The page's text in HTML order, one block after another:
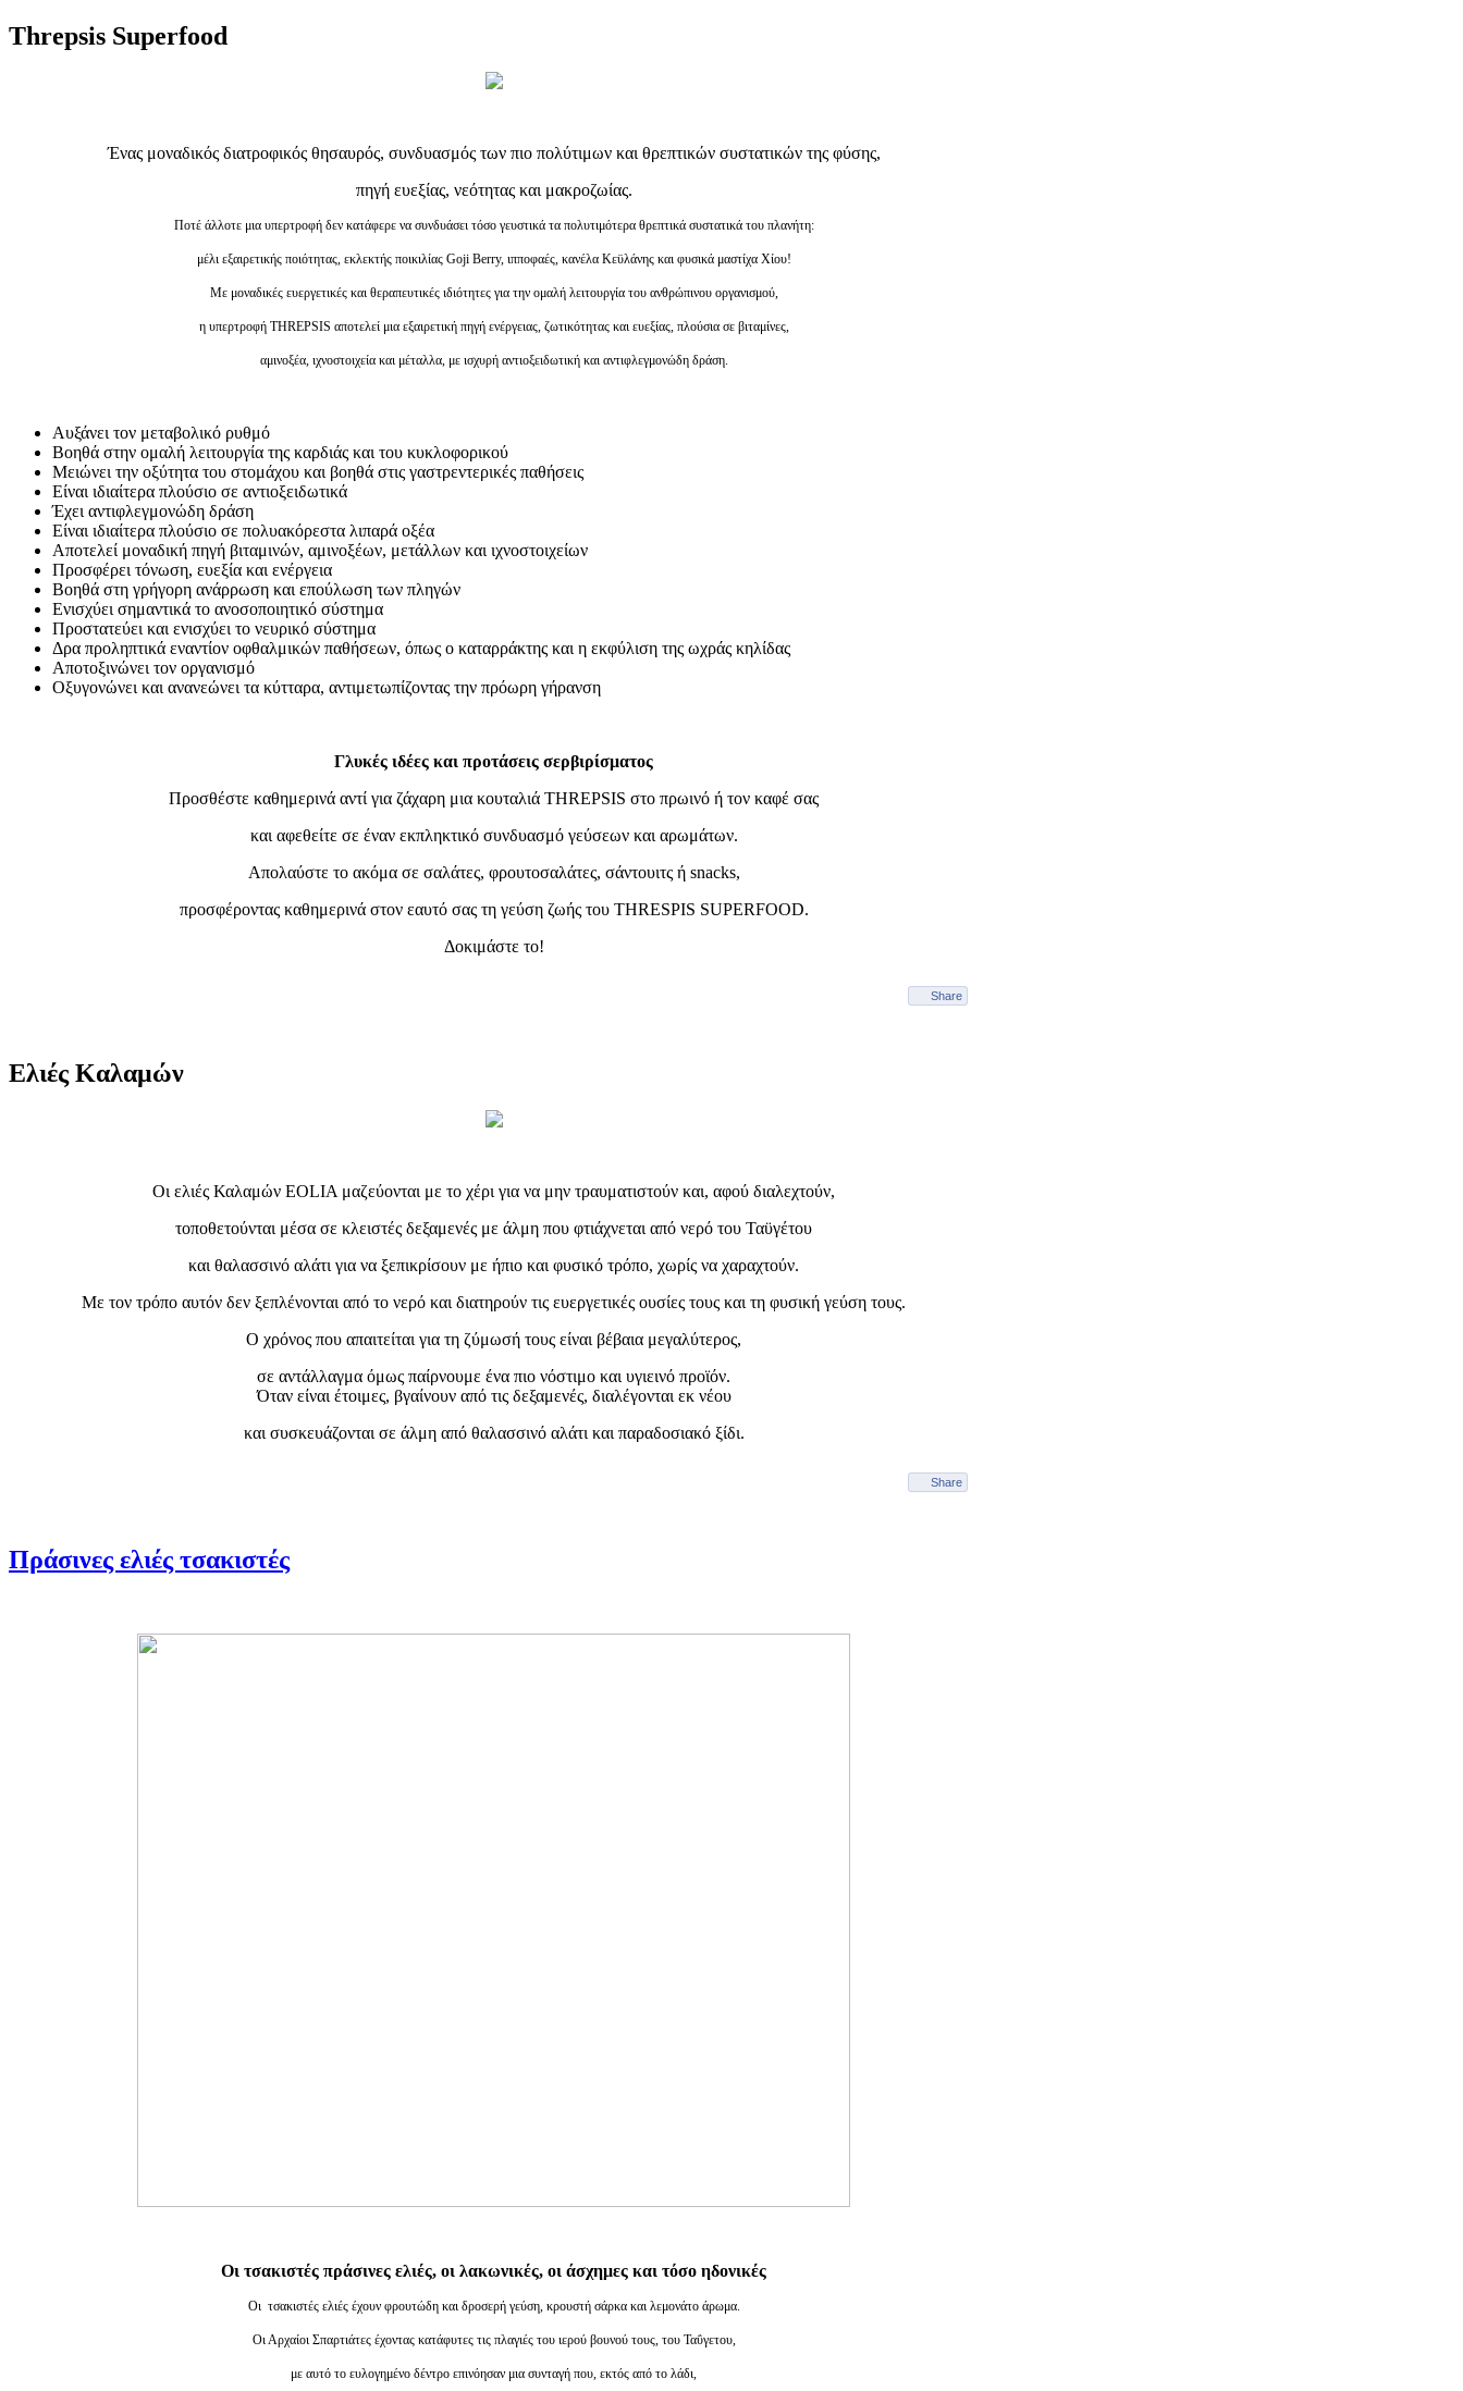
Threpsis Superfood
Ένας μοναδικός διατροφικός θησαυρός, συνδυασμός των πιο πολύτιμων και θρεπτικών συστατικών της φύσης,
πηγή ευεξίας, νεότητας και μακροζωίας.
Ποτέ άλλοτε μια υπερτροφή δεν κατάφερε να συνδυάσει τόσο γευστικά τα πολυτιμότερα θρεπτικά συστατικά του πλανήτη:
μέλι εξαιρετικής ποιότητας, εκλεκτής ποικιλίας Goji Berry, ιπποφαές, κανέλα Κεϋλάνης και φυσικά μαστίχα Χίου!
Με μοναδικές ευεργετικές και θεραπευτικές ιδιότητες για την ομαλή λειτουργία του ανθρώπινου οργανισμού,
η υπερτροφή THREPSIS αποτελεί μια εξαιρετική πηγή ενέργειας, ζωτικότητας και ευεξίας, πλούσια σε βιταμίνες,
αμινοξέα, ιχνοστοιχεία και μέταλλα, με ισχυρή αντιοξειδωτική και αντιφλεγμονώδη δράση.
Αυξάνει τον μεταβολικό ρυθμό
Βοηθά στην ομαλή λειτουργία της καρδιάς και του κυκλοφορικού
Μειώνει την οξύτητα του στομάχου και βοηθά στις γαστρεντερικές παθήσεις
Είναι ιδιαίτερα πλούσιο σε αντιοξειδωτικά
Έχει αντιφλεγμονώδη δράση
Είναι ιδιαίτερα πλούσιο σε πολυακόρεστα λιπαρά οξέα
Αποτελεί μοναδική πηγή βιταμινών, αμινοξέων, μετάλλων και ιχνοστοιχείων
Προσφέρει τόνωση, ευεξία και ενέργεια
Βοηθά στη γρήγορη ανάρρωση και επούλωση των πληγών
Ενισχύει σημαντικά το ανοσοποιητικό σύστημα
Προστατεύει και ενισχύει το νευρικό σύστημα
Δρα προληπτικά εναντίον οφθαλμικών παθήσεων, όπως ο καταρράκτης και η εκφύλιση της ωχράς κηλίδας
Αποτοξινώνει τον οργανισμό
Οξυγονώνει και ανανεώνει τα κύτταρα, αντιμετωπίζοντας την πρόωρη γήρανση
Γλυκές ιδέες και προτάσεις σερβιρίσματος
Προσθέστε καθημερινά αντί για ζάχαρη μια κουταλιά THREPSIS στο πρωινό ή τον καφέ σας
και αφεθείτε σε έναν εκπληκτικό συνδυασμό γεύσεων και αρωμάτων.
Απολαύστε το ακόμα σε σαλάτες, φρουτοσαλάτες, σάντουιτς ή snacks,
προσφέροντας καθημερινά στον εαυτό σας τη γεύση ζωής του THRESPIS SUPERFOOD.
Δοκιμάστε το!
Share
Ελιές Καλαμών
Οι ελιές Καλαμών EOLIA μαζεύονται με το χέρι για να μην τραυματιστούν και, αφού διαλεχτούν,
τοποθετούνται μέσα σε κλειστές δεξαμενές με άλμη που φτιάχνεται από νερό του Ταϋγέτου
και θαλασσινό αλάτι για να ξεπικρίσουν με ήπιο και φυσικό τρόπο, χωρίς να χαραχτούν.
Με τον τρόπο αυτόν δεν ξεπλένονται από το νερό και διατηρούν τις ευεργετικές ουσίες τους και τη φυσική γεύση τους.
Ο χρόνος που απαιτείται για τη ζύμωσή τους είναι βέβαια μεγαλύτερος,
σε αντάλλαγμα όμως παίρνουμε ένα πιο νόστιμο και υγιεινό προϊόν.
Όταν είναι έτοιμες, βγαίνουν από τις δεξαμενές, διαλέγονται εκ νέου
και συσκευάζονται σε άλμη από θαλασσινό αλάτι και παραδοσιακό ξίδι.
Share
Πράσινες ελιές τσακιστές
Οι τσακιστές πράσινες ελιές, οι λακωνικές, οι άσχημες και τόσο ηδονικές
Οι τσακιστές ελιές έχουν φρουτώδη και δροσερή γεύση, κρουστή σάρκα και λεμονάτο άρωμα.
Οι Αρχαίοι Σπαρτιάτες έχοντας κατάφυτες τις πλαγιές του ιερού βουνού τους, του Ταΰγετου,
με αυτό το ευλογημένο δέντρο επινόησαν μια συνταγή που, εκτός από το λάδι,